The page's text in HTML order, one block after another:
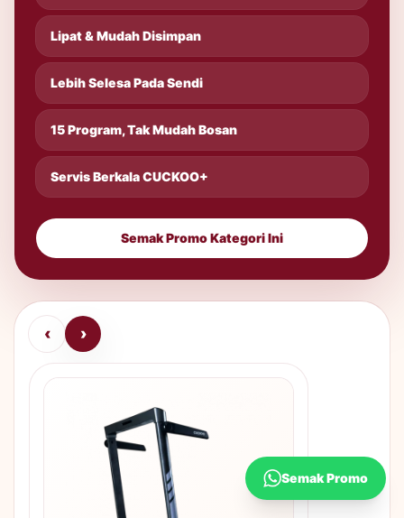
Lipat & Mudah Disimpan
Lebih Selesa Pada Sendi
15 Program, Tak Mudah Bosan
Servis Berkala CUCKOO+
Semak Promo Kategori Ini
‹ ›
Semak Promo